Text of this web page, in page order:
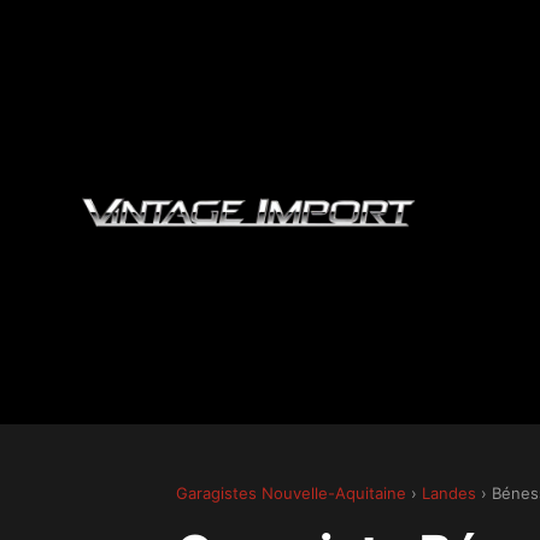
Garagistes Nouvelle-Aquitaine › Landes ›